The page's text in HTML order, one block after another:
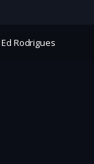
Rodrigues